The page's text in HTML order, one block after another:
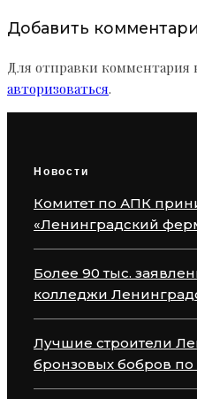
Добавить
Для отправки комментария
авторизоваться.
Новости
Комитет по АПК
«Ленинградский
Более 90 тыс.
колледжи
Лучшие строители
бронзовых бобров по